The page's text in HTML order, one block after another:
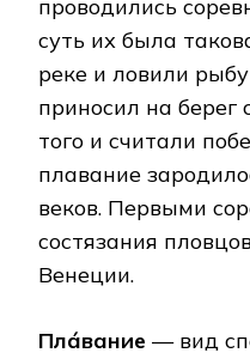
проводились
суть их была
реке и ловили
приносил на
того и считали
плавание
веков. Первыми
состязания
Венеции.
Пла́вание — вид